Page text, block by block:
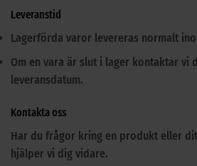
Leveranstid
Lagerförda varor levereras normalt
Om en vara är slut i lager kontaktar vi
leveransdatum.
Kontakta oss
Har du frågor kring en produkt eller
hjälper vi dig vidare.